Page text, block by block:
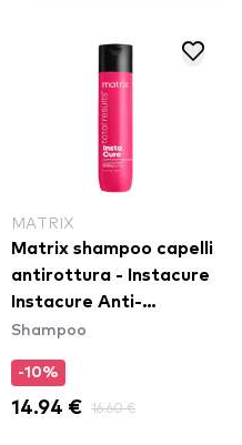
MATRIX
Matrix shampoo capelli
antirottura - Instacure
Instacure Anti-
Breakage Shampoo
Shampoo
-10%
14.94 € 16.60 €